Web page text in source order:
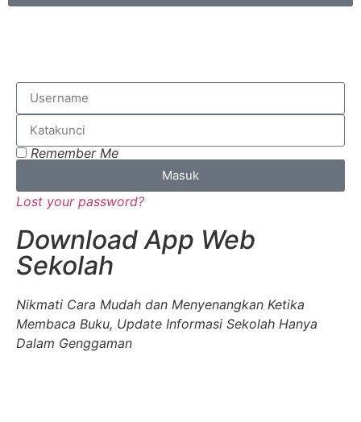
Remember Me
Masuk
Lost your password?
Download App Web
Sekolah
Nikmati Cara Mudah dan Menyenangkan Ketika
Membaca Buku, Update Informasi Sekolah Hanya
Dalam Genggaman